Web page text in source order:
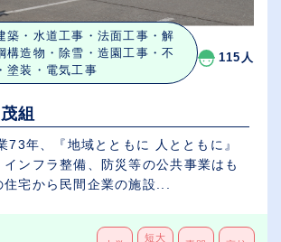
築・水道工事・法面工事・解
構造物・除雪・造園工事・不
塗装・電気工事
115人
組
ンフラ整備、防災等の公共事業はも
宅から民間企業の施設...
短大